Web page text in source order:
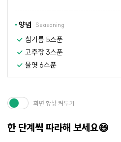
양념 Seasoning
참기름 5스푼
고추장 3스푼
물엿 6스푼
한 단계씩 따라해 보세요😄
화면 항상 켜두기